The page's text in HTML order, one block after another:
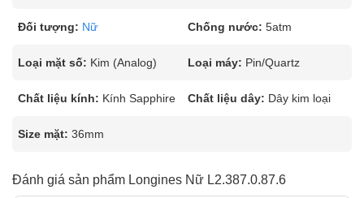
Đối tượng: Nữ Chống nước: 5atm
Loại mặt số: Kim (Analog) Loại máy: Pin/Quartz
Chất liệu kính: Kính Sapphire Chất liệu dây: Dây kim loại
Size mặt: 36mm
Đánh giá sản phẩm Longines Nữ L2.387.0.87.6